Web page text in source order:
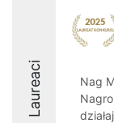
Laureaci
Nag